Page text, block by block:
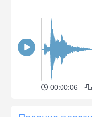
00:00:06